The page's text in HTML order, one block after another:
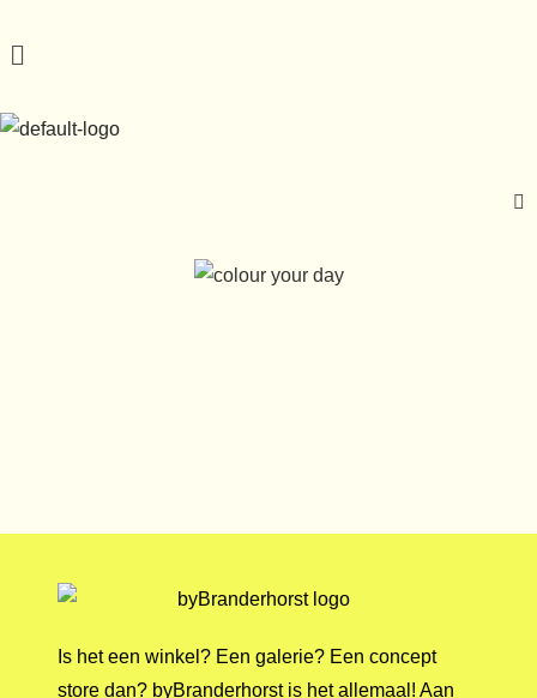
Is het een winkel? Een galerie? Een concept
store dan? byBranderhorst is het allemaal! Aan